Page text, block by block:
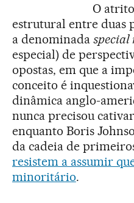
O
estrutural entre duas
a denominada special
especial) de
opostas, em que a
conceito é
dinâmica anglo-
nunca precisou
enquanto Boris
da cadeia de
resistem a assumir
minoritário.